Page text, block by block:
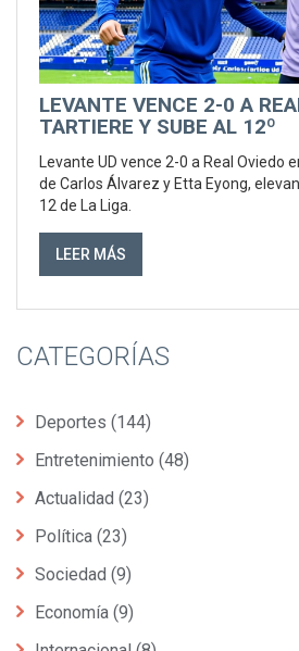
LEVANTE VENCE 2-0 A
TARTIERE Y SUBE AL 12º
Levante UD vence 2-0 a Real Oviedo
de Carlos Álvarez y Etta Eyong,
12 de La Liga.
LEER MÁS
CATEGORÍAS
Deportes (144)
Entretenimiento (48)
Actualidad (23)
Política (23)
Sociedad (9)
Economía (9)